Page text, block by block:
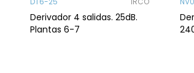
Derivador 4 salidas. 25dB.
Plantas 6-7